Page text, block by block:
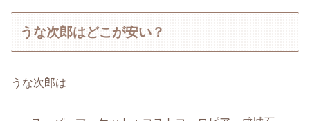
うな次郎はどこが安い？
うな次郎は